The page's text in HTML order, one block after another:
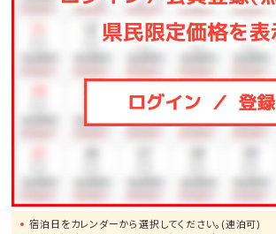
・遊泳期間：通年
・遊泳時間：9:00～21:00
【添い寝のお子様について】
※添い寝（食事・布団不要）のお子様は
食事・寝具・アメニティ類・特典は付い
※お食事代は現地でお支払いください。
宿泊日をカレンダーから選択してください。(連泊可)